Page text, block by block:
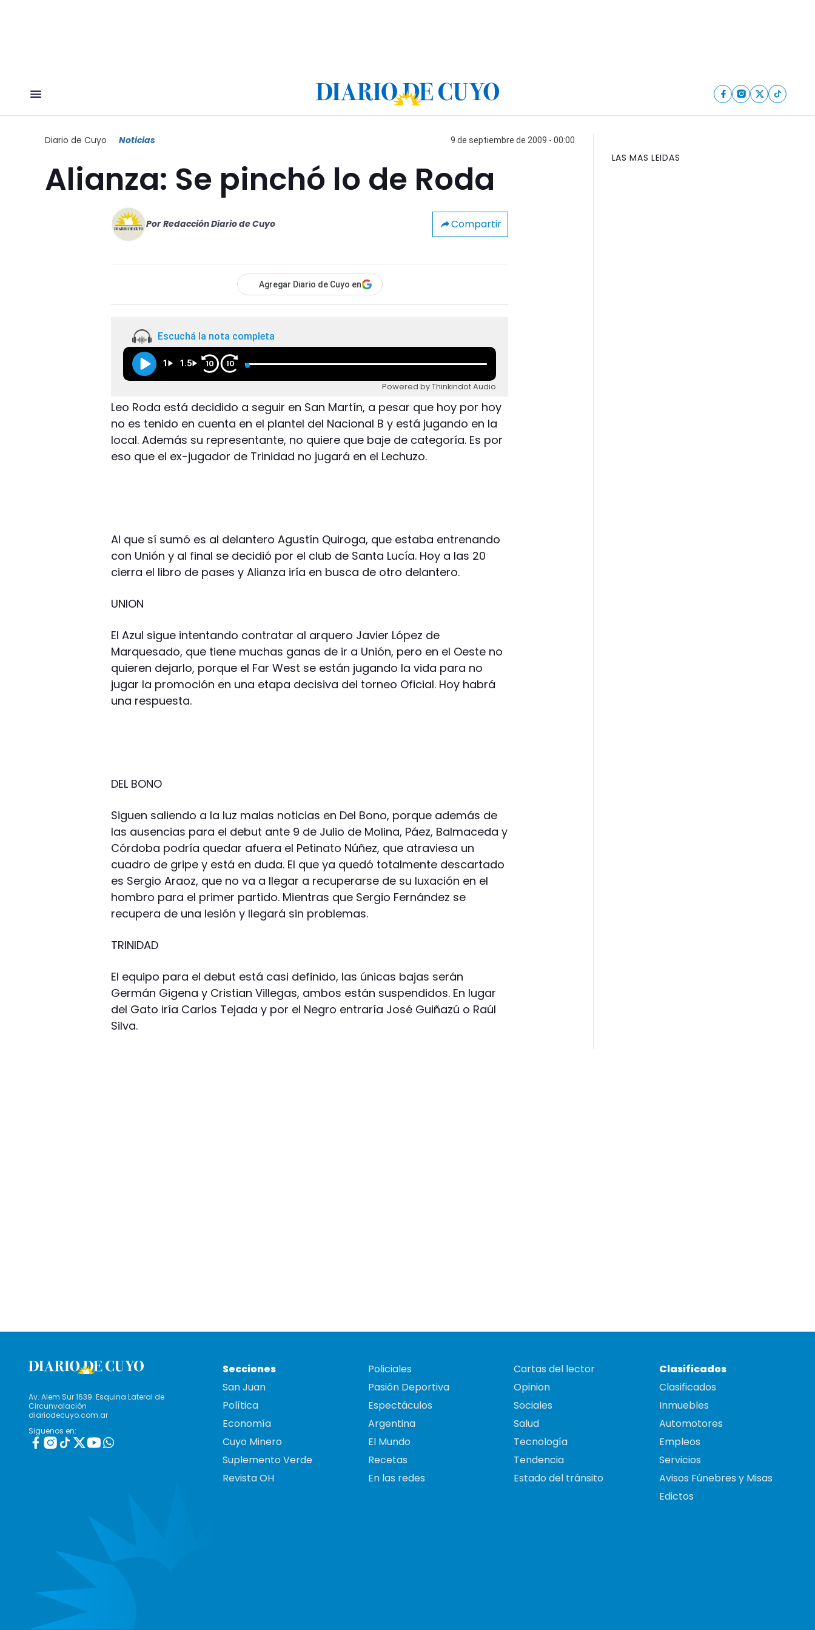
Diario de Cuyo Noticias 9 de septiembre de 2009 - 00:00
Alianza: Se pinchó lo de Roda
Por Redacción Diario de Cuyo Compartir
Agregar Diario de Cuyo en
Escuchá la nota completa
1 1.5 10 10
Powered by Thinkindot Audio
Leo Roda está decidido a seguir en San Martín, a pesar que hoy por hoy
no es tenido en cuenta en el plantel del Nacional B y está jugando en la
local. Además su representante, no quiere que baje de categoría. Es por
eso que el ex-jugador de Trinidad no jugará en el Lechuzo.
Al que sí sumó es al delantero Agustín Quiroga, que estaba entrenando
con Unión y al final se decidió por el club de Santa Lucía. Hoy a las 20
cierra el libro de pases y Alianza iría en busca de otro delantero.
UNION
El Azul sigue intentando contratar al arquero Javier López de
Marquesado, que tiene muchas ganas de ir a Unión, pero en el Oeste no
quieren dejarlo, porque el Far West se están jugando la vida para no
jugar la promoción en una etapa decisiva del torneo Oficial. Hoy habrá
una respuesta.
DEL BONO
Siguen saliendo a la luz malas noticias en Del Bono, porque además de
las ausencias para el debut ante 9 de Julio de Molina, Páez, Balmaceda y
Córdoba podría quedar afuera el Petinato Núñez, que atraviesa un
cuadro de gripe y está en duda. El que ya quedó totalmente descartado
es Sergio Araoz, que no va a llegar a recuperarse de su luxación en el
hombro para el primer partido. Mientras que Sergio Fernández se
recupera de una lesión y llegará sin problemas.
TRINIDAD
El equipo para el debut está casi definido, las únicas bajas serán
Germán Gigena y Cristian Villegas, ambos están suspendidos. En lugar
del Gato iría Carlos Tejada y por el Negro entraría José Guiñazú o Raúl
Silva.
LAS MAS LEIDAS
Av. Alem Sur 1639. Esquina Lateral de
Circunvalación
diariodecuyo.com.ar
Siguenos en:
Secciones
San Juan
Política
Economía
Cuyo Minero
Suplemento Verde
Revista OH
Policiales
Pasión Deportiva
Espectáculos
Argentina
El Mundo
Recetas
En las redes
Cartas del lector
Opinion
Sociales
Salud
Tecnología
Tendencia
Estado del tránsito
Clasificados
Clasificados
Inmuebles
Automotores
Empleos
Servicios
Avisos Fúnebres y Misas
Edictos